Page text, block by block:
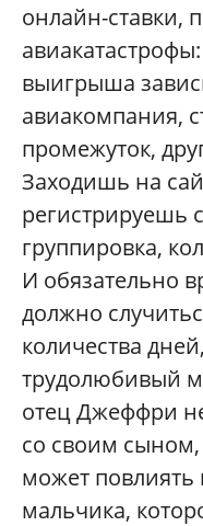
онлайн-ставки,
выигрыша
авиакомпания,
промежуток,
Заходишь на
регистрируешь
группировка,
И обязательно
должно
количества
трудолюбивый
отец Джеффри
со своим
может повлиять
мальчика,